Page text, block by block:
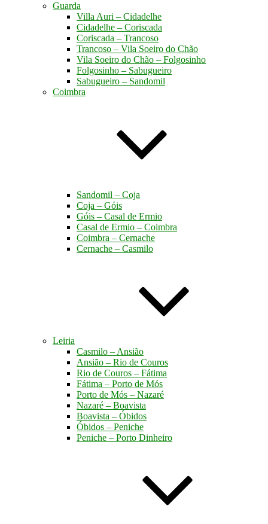
Guarda
Villa Auri – Cidadelhe
Cidadelhe – Coriscada
Coriscada – Trancoso
Trancoso – Vila Soeiro do Chão
Vila Soeiro do Chão – Folgosinho
Folgosinho – Sabugueiro
Sabugueiro – Sandomil
Coimbra
Sandomil – Coja
Coja – Góis
Góis – Casal de Ermio
Casal de Ermio – Coimbra
Coimbra – Cernache
Cernache – Casmilo
Leiria
Casmilo – Ansião
Ansião – Rio de Couros
Rio de Couros – Fátima
Fátima – Porto de Mós
Porto de Mós – Nazaré
Nazaré – Boavista
Boavista – Óbidos
Óbidos – Peniche
Peniche – Porto Dinheiro